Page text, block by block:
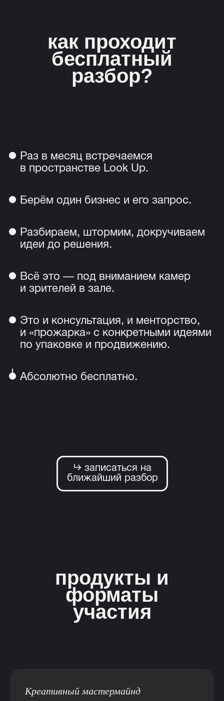
как проходит
бесплатный
разбор?
Раз в месяц встречаемся
в пространстве Look Up.
Берём один бизнес и его запрос.
Разбираем, штормим, докручиваем
идеи до решения.
Всё это — под вниманием камер
и зрителей в зале.
Это и консультация, и менторство,
и «прожарка» с конкретными идеями
по упаковке и продвижению.
Абсолютно бесплатно.
⮑ записаться на
ближайший разбор
продукты и
форматы
участия
Креативный мастермайнд